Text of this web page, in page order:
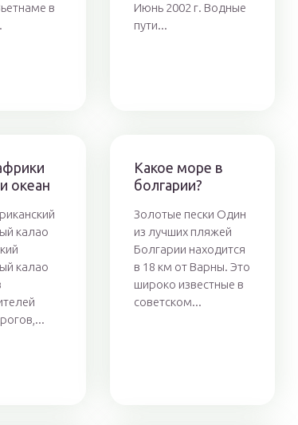
в
Июнь 2002 г. Водные
пути...
океан
калао
калао
Какое море в
болгарии?
Золотые пески Один
из лучших пляжей
Болгарии находится
в 18 км от Варны. Это
широко известные в
советском...